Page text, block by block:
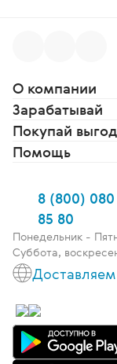
О компании
Зарабатывай
Покупай
Помощь
8 (800) 080
85 80
Понедельник -
Суббота,